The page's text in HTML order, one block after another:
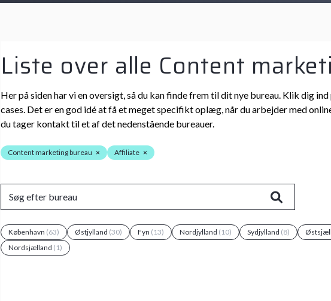
Liste over alle Content
Her på siden har vi en oversigt, så du kan finde frem til dit nye bureau. Klik dig
cases. Det er en god idé at få et meget specifikt oplæg, når du arbejder med
du tager kontakt til et af det nedenstående bureauer.
Content marketing bureau × Affiliate ×
København (63) Østjylland (30) Fyn (13) Nordjylland (10) Sydjylland (8)
Nordsjælland (1)